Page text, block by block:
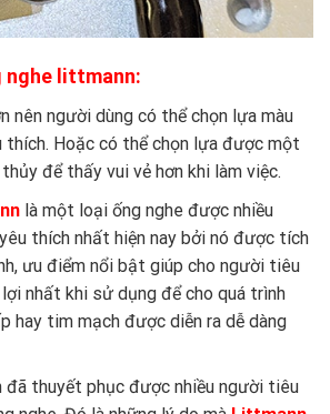
nghe littmann:
nên người dùng có thể chọn lựa màu
thích. Hoặc có thể chọn lựa được một
để thấy vui vẻ hơn khi làm việc.
là một loại ống nghe được nhiều
thích nhất hiện nay bởi nó được tích
ưu điểm nổi bật giúp cho người tiêu
nhất khi sử dụng để cho quá trình
hay tim mạch được diễn ra dễ dàng
đã thuyết phục được nhiều người tiêu